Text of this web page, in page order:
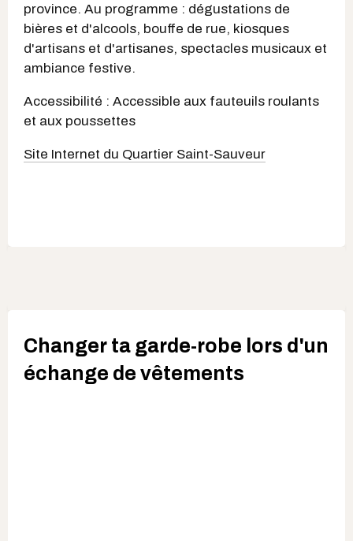
province. Au programme : dégustations de
bières et d'alcools, bouffe de rue, kiosques
d'artisans et d'artisanes, spectacles musicaux et
ambiance festive.
Accessibilité : Accessible aux fauteuils roulants
et aux poussettes
Site Internet du Quartier Saint-Sauveur
Changer ta garde-robe lors d'un
échange de vêtements